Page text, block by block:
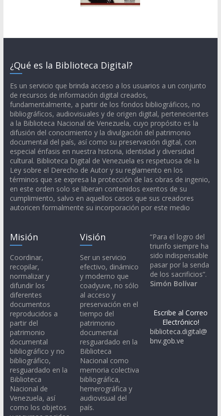
¿Qué es la Biblioteca Digital?
Es un servicio que brinda acceso a los usuarios a un conjunto
de recursos de información digital creados,
fundamentalmente, a partir de los fondos bibliográficos, no
bibliográficos, audiovisuales y de origen digital, pertenecientes
a la Biblioteca Nacional de Venezuela, cuyo propósito es la
difusión del conocimiento y la divulgación del patrimonio
documental del país, así como su preservación digital, con
especial énfasis en nuestra historia, identidad y diversidad
cultural. Biblioteca Digital de Venezuela es respetuosa de la
Ley sobre el Derecho de Autor y su reglamento en los
términos que se expresa la protección de las obras de ingenio,
en este orden solo se liberan contenidos exentos de su
cumplimiento, salvo en aquellos casos que sus creadores
autoricen formalmente su incorporación por este medio
Misión
Coordinar,
recopilar,
normalizar y
difundir los
diferentes
documentos
reproducidos a
partir del
patrimonio
documental
bibliográfico y no
bibliográfico,
resguardado en la
Biblioteca
Nacional de
Venezuela, así
como los objetos
Visión
Ser un servicio
efectivo, dinámico
y moderno que
coadyuve, no sólo
al acceso y
preservación en el
tiempo del
patrimonio
documental
resguardado en la
Biblioteca
Nacional como
memoria colectiva
bibliográfica,
hemerográfica y
audiovisual del
país.
“Para el logro del
triunfo siempre ha
sido indispensable
pasar por la senda
de los sacrificios”.
Simón Bolívar
Escribe al Correo
Electrónico!
biblioteca.digital@
bnv.gob.ve